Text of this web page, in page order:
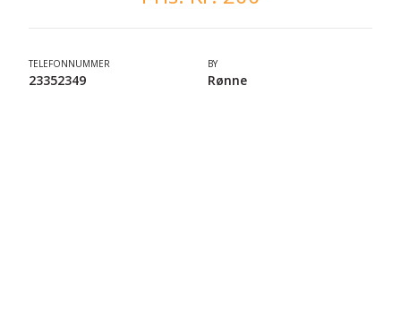
TELEFONNUMMER
23352349
BY
Rønne